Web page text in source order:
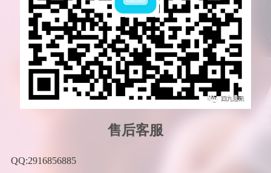
售后客服
QQ:2916856885